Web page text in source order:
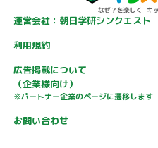
運営会社：朝日学研シンクエスト
利用規約
広告掲載について
（企業様向け）
※パートナー企業のページに遷移します
お問い合わせ